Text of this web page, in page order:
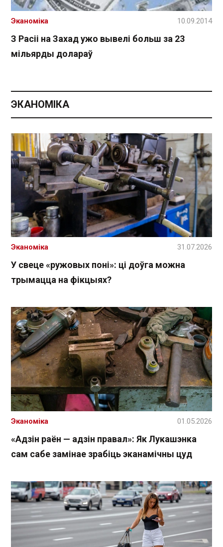
З Расіі на Захад ужо вывелі больш за 23
мільярды долараў
Эканоміка 10.09.2014
ЭКАНОМІКА
У свеце «ружовых поні»: ці доўга можна
трымацца на фікцыях?
Эканоміка 31.07.2026
«Адзін раён — адзін правал»: Як Лукашэнка
сам сабе замінае зрабіць эканамічны цуд
Эканоміка 01.05.2026